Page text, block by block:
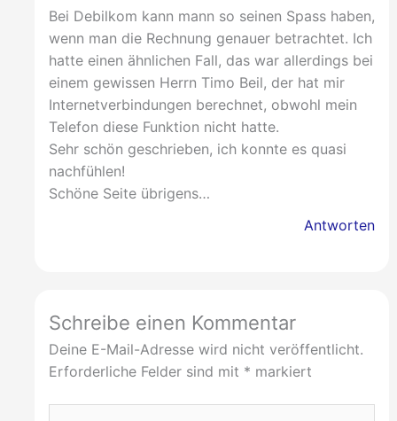
Bei Debilkom kann mann so seinen Spass haben,
wenn man die Rechnung genauer betrachtet. Ich
hatte einen ähnlichen Fall, das war allerdings bei
einem gewissen Herrn Timo Beil, der hat mir
Internetverbindungen berechnet, obwohl mein
Telefon diese Funktion nicht hatte.
Sehr schön geschrieben, ich konnte es quasi
nachfühlen!
Schöne Seite übrigens…
Antworten
Schreibe einen Kommentar
Deine E-Mail-Adresse wird nicht veröffentlicht.
Erforderliche Felder sind mit * markiert